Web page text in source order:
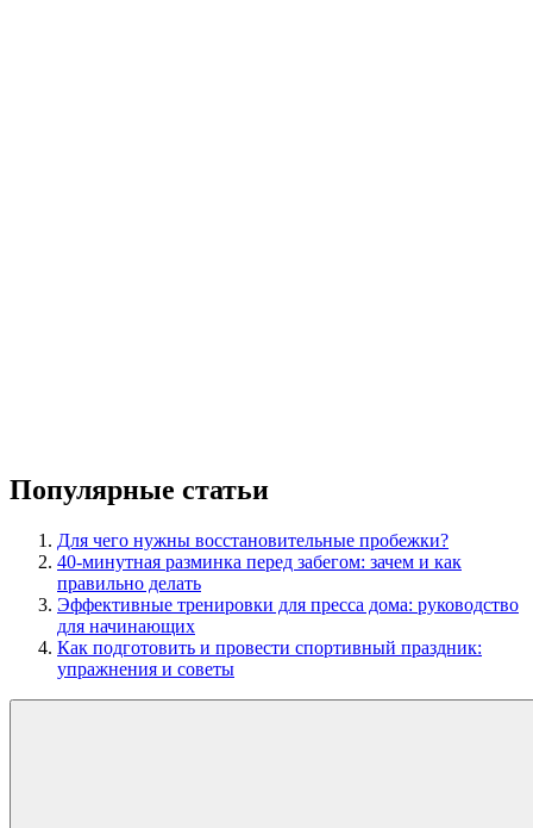
Популярные статьи
Для чего нужны восстановительные пробежки?
40-минутная разминка перед забегом: зачем и как
правильно делать
Эффективные тренировки для пресса дома: руководство
для начинающих
Как подготовить и провести спортивный праздник:
упражнения и советы